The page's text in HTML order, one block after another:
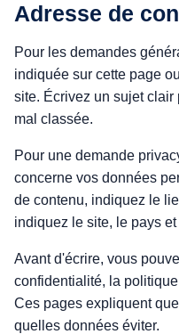
Adresse de
Pour les demandes
indiquée sur cette page
site. Écrivez un sujet
mal classée.
Pour une demande
concerne vos données
de contenu, indiquez le
indiquez le site, le pays
Avant d'écrire, vous
confidentialité, la
Ces pages expliquent
quelles données éviter.